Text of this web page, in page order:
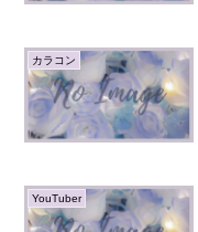
カラコン
YouTuber